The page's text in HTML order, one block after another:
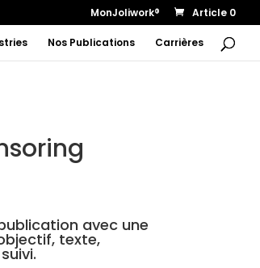
MonJoliwork® Article 0
Nos Publications Carrières
avec une
texte,